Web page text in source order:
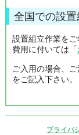
全国での設
設置組立作業をご
費用に付いては「
ご入用の場合、
をご記入下さい。
プライバ